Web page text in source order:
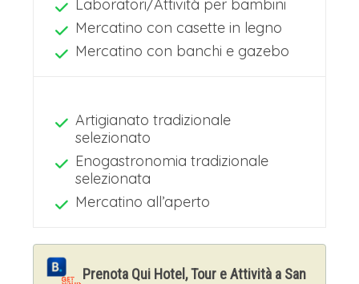
Laboratori/Attività per bambini
Mercatino con casette in legno
Mercatino con banchi e gazebo
Artigianato tradizionale
selezionato
Enogastronomia tradizionale
selezionata
Mercatino all’aperto
Prenota Qui Hotel, Tour e Attività a San